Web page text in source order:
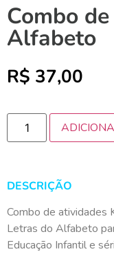
Combo
Alfabeto
R$ 37,00
DESCRIÇÃO
Combo de atividades
Letras do Alfabeto
Educação Infantil e